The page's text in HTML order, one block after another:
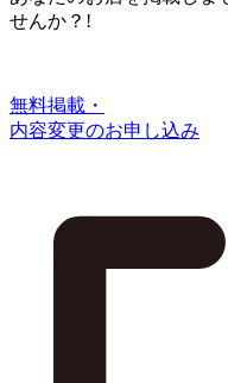
せんか？!
無料掲載・
内容変更のお申し込み